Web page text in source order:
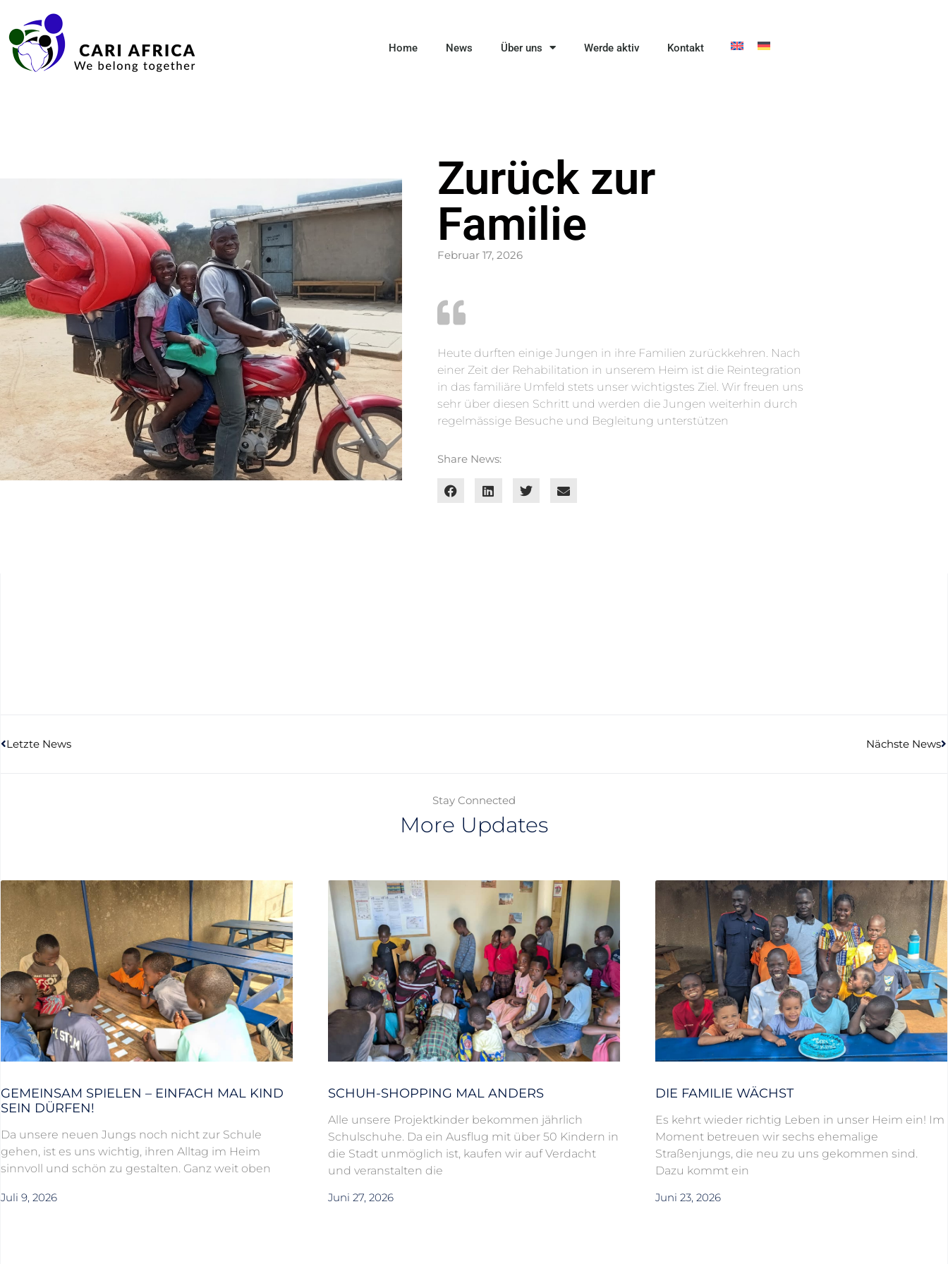
Home News Über uns Werde aktiv Kontakt
Zurück zur
Familie
Februar 17, 2026
Heute durften einige Jungen in ihre Familien zurückkehren. Nach
einer Zeit der Rehabilitation in unserem Heim ist die Reintegration
in das familiäre Umfeld stets unser wichtigstes Ziel. Wir freuen uns
sehr über diesen Schritt und werden die Jungen weiterhin durch
regelmässige Besuche und Begleitung unterstützen
Share News:
Letzte News Nächste News
Stay Connected
More Updates
GEMEINSAM SPIELEN – EINFACH MAL KIND
SEIN DÜRFEN!
Da unsere neuen Jungs noch nicht zur Schule
gehen, ist es uns wichtig, ihren Alltag im Heim
sinnvoll und schön zu gestalten. Ganz weit oben
Juli 9, 2026
SCHUH-SHOPPING MAL ANDERS
Alle unsere Projektkinder bekommen jährlich
Schulschuhe. Da ein Ausflug mit über 50 Kindern in
die Stadt unmöglich ist, kaufen wir auf Verdacht
und veranstalten die
Juni 27, 2026
DIE FAMILIE WÄCHST
Es kehrt wieder richtig Leben in unser Heim ein! Im
Moment betreuen wir sechs ehemalige
Straßenjungs, die neu zu uns gekommen sind.
Dazu kommt ein
Juni 23, 2026